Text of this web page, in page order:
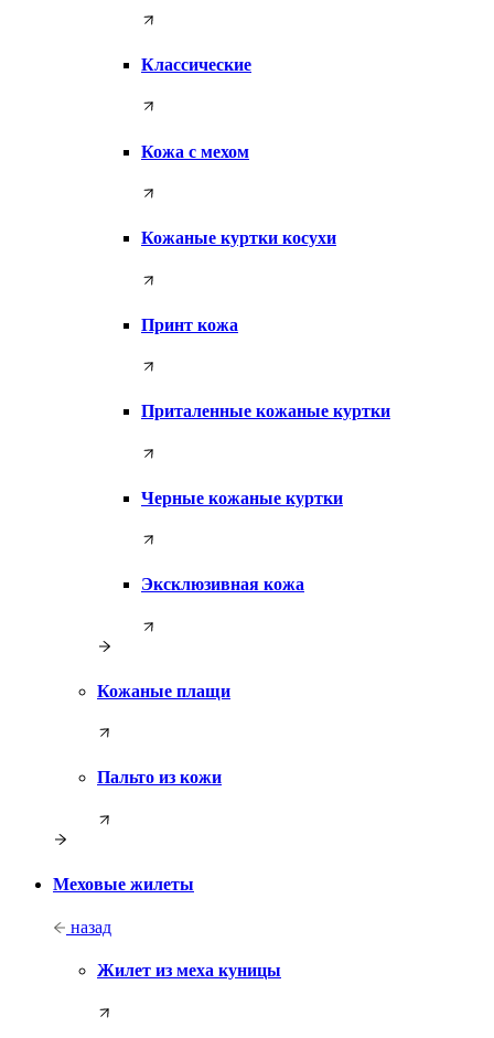
Классические
Кожа с мехом
Кожаные куртки косухи
Принт кожа
Приталенные кожаные куртки
Черные кожаные куртки
Эксклюзивная кожа
Кожаные плащи
Пальто из кожи
Меховые жилеты
назад
Жилет из меха куницы